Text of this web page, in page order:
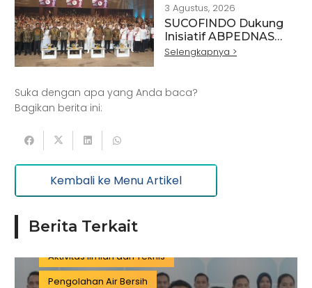
3 Agustus, 2026
SUCOFINDO Dukung
Inisiatif ABPEDNAS
melalui Program
Selengkapnya >
Suka dengan apa yang Anda baca?
Bagikan berita ini:
Kembali ke Menu Artikel
Berita Terkait
Artikel Pertanian
Kehutanan
Kesehatan
Kelautan dan Perikanan
Pemerintahan
Informasi dan Komunikasi
Pariwisata
Listrik dan Gas
Manufaktur
Sertifikasi
Aktivitas Ilmiah dan Teknis
Pengolahan Air Bersih